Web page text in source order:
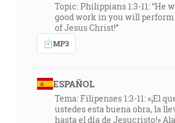
Topic: Philippians 1:3-11: “He
good work in you will
of Jesus Christ!”
MP3
ESPAÑOL
Tema: Filipenses 1:3-11: «¡El
ustedes esta buena obra, la
hasta el día de Jesucristo!»